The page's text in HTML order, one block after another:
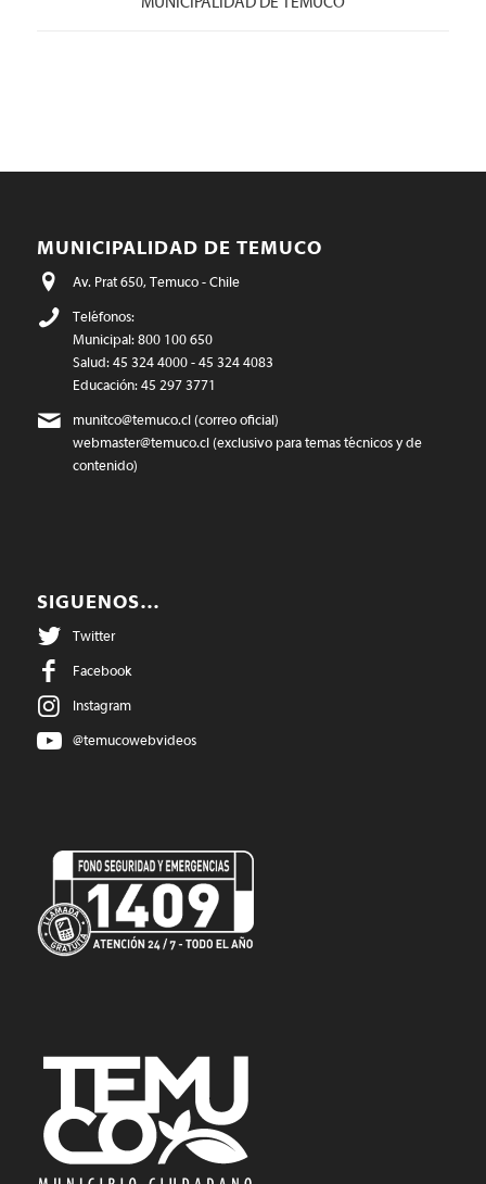
MUNICIPALIDAD DE TEMUCO
Av. Prat 650, Temuco - Chile
Teléfonos:
Municipal: 800 100 650
Salud: 45 324 4000 - 45 324 4083
Educación: 45 297 3771
munitco@temuco.cl(correo oficial)
webmaster@temuco.cl(exclusivo para temas técnicos y de
contenido)
SIGUENOS…
Twitter
Facebook
Instagram
@temucowebvideos